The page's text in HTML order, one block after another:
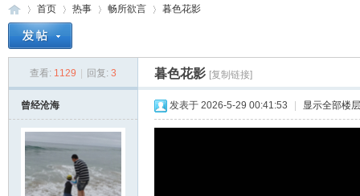
首页
›
热事
›
畅所欲言 暮色花影
查看: 1129 回复: 3 暮色花影 [复制链接]
曾经沧海 发表于 2026-5-29 00:41:53 显示全部楼层